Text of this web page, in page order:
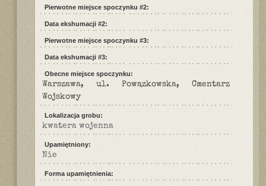
Pierwotne miejsce spoczynku #2:
Data ekshumacji #2:
Pierwotne miejsce spoczynku #3:
Data ekshumacji #3:
Obecne miejsce spoczynku:
Warszawa, ul. Powązkowska, Cmentarz
Wojskowy
Lokalizacja grobu:
kwatera wojenna
Upamiętniony:
Nie
Forma upamiętnienia: